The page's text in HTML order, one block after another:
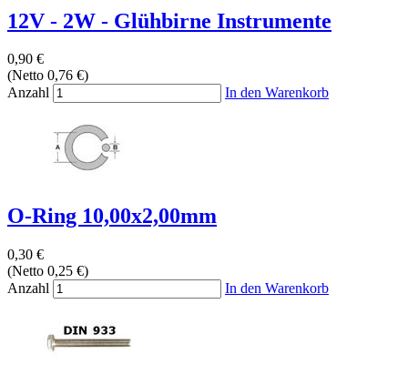
12V - 2W - Glühbirne Instrumente
0,90 €
(Netto 0,76 €)
Anzahl
In den Warenkorb
O-Ring 10,00x2,00mm
0,30 €
(Netto 0,25 €)
Anzahl
In den Warenkorb